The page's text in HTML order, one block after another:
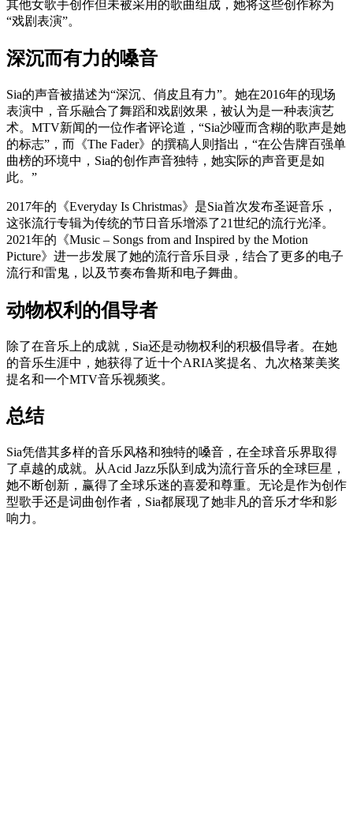
其他女歌手创作但未被采用的歌曲组成，她将这些创作称为
“戏剧表演”。
深沉而有力的嗓音
Sia的声音被描述为“深沉、俏皮且有力”。她在2016年的现场
表演中，音乐融合了舞蹈和戏剧效果，被认为是一种表演艺
术。MTV新闻的一位作者评论道，“Sia沙哑而含糊的歌声是她
的标志”，而《The Fader》的撰稿人则指出，“在公告牌百强单
曲榜的环境中，Sia的创作声音独特，她实际的声音更是如
此。”
2017年的《Everyday Is Christmas》是Sia首次发布圣诞音乐，
这张流行专辑为传统的节日音乐增添了21世纪的流行光泽。
2021年的《Music – Songs from and Inspired by the Motion
Picture》进一步发展了她的流行音乐目录，结合了更多的电子
流行和雷鬼，以及节奏布鲁斯和电子舞曲。
动物权利的倡导者
除了在音乐上的成就，Sia还是动物权利的积极倡导者。在她
的音乐生涯中，她获得了近十个ARIA奖提名、九次格莱美奖
提名和一个MTV音乐视频奖。
总结
Sia凭借其多样的音乐风格和独特的嗓音，在全球音乐界取得
了卓越的成就。从Acid Jazz乐队到成为流行音乐的全球巨星，
她不断创新，赢得了全球乐迷的喜爱和尊重。无论是作为创作
型歌手还是词曲创作者，Sia都展现了她非凡的音乐才华和影
响力。